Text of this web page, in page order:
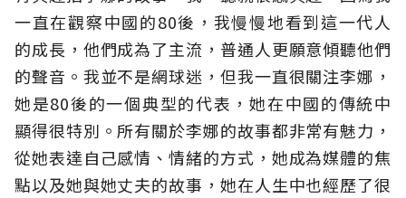
一直在觀察中國的80後，我慢慢地看到這一代人
的成長，他們成為了主流，普通人更願意傾聽他們
的聲音。我並不是網球迷，但我一直很關注李娜，
她是80後的一個典型的代表，她在中國的傳統中
顯得很特別。所有關於李娜的故事都非常有魅力，
從她表達自己感情、情緒的方式，她成為媒體的焦
點以及她與她丈夫的故事，她在人生中也經歷了很